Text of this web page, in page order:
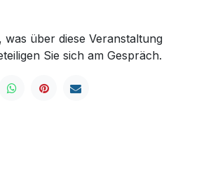
was über diese Veranstaltung
Sie sich am Gespräch.